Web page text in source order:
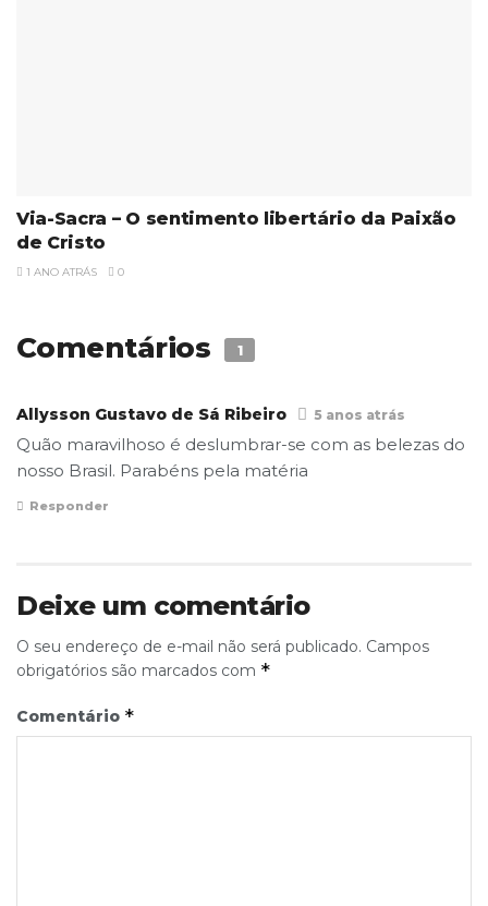
Via-Sacra – O sentimento libertário da Paixão
de Cristo
1 ANO ATRÁS 0
Comentários 1
Allysson Gustavo de Sá Ribeiro 5 anos atrás
Quão maravilhoso é deslumbrar-se com as belezas do
nosso Brasil. Parabéns pela matéria
Responder
Deixe um comentário
O seu endereço de e-mail não será publicado. Campos
obrigatórios são marcados com *
Comentário *